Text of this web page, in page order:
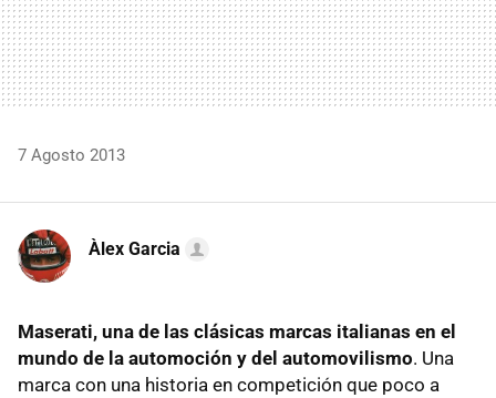
7 Agosto 2013
Àlex Garcia
Maserati, una de las clásicas marcas italianas en el
mundo de la automoción y del automovilismo. Una
marca con una historia en competición que poco a